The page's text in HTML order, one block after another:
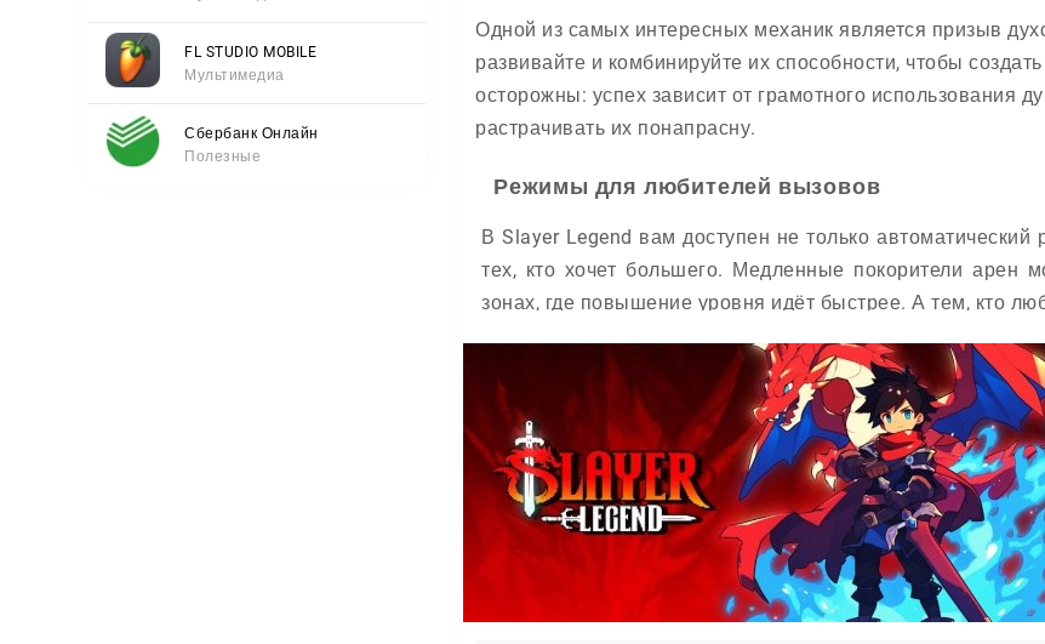
FL STUDIO MOBILE
Мультимедиа
Сбербанк Онлайн
Полезные
Одной из самых интересных механик является призыв
развивайте и комбинируйте их способности, чтобы
осторожны: успех зависит от грамотного использования
растрачивать их понапрасну.
Режимы для любителей вызовов
В Slayer Legend вам доступен не только
тех, кто хочет большего. Медленные покорители арен
зонах, где повышение уровня идёт быстрее. А тем, кто
Бои с союзниками или монстрами требуют не только
работают лучше в толпе, другие требуют точного
быть легендой всегда непросто!